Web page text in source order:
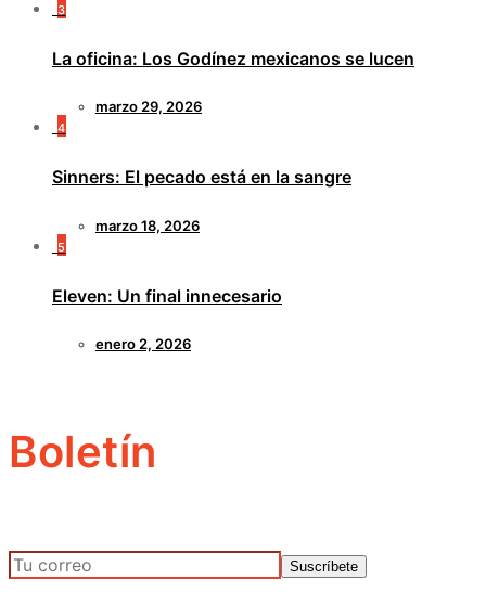
3
La oficina: Los Godínez mexicanos se lucen
marzo 29, 2026
4
Sinners: El pecado está en la sangre
marzo 18, 2026
5
Eleven: Un final innecesario
enero 2, 2026
Boletín